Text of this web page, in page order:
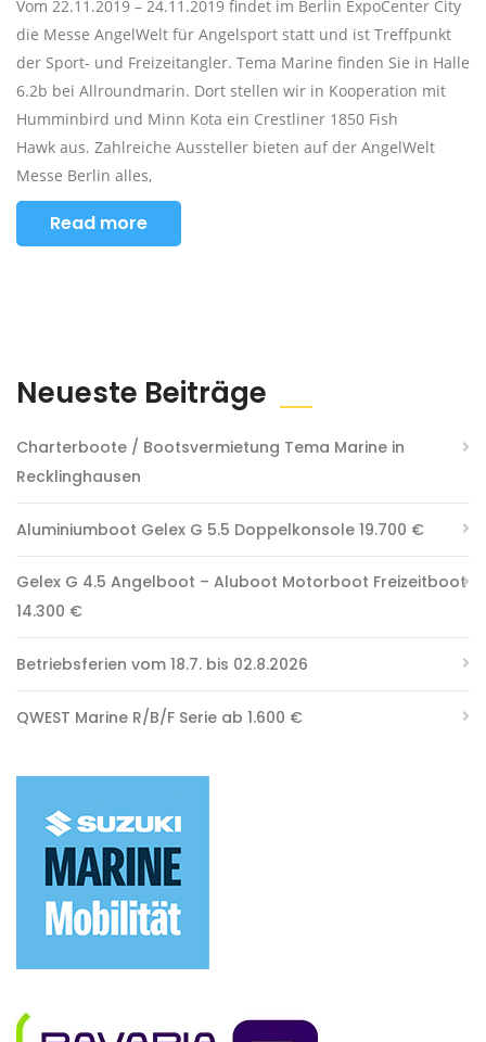
Vom 22.11.2019 – 24.11.2019 findet im Berlin ExpoCenter City
die Messe AngelWelt für Angelsport statt und ist Treffpunkt
der Sport- und Freizeitangler. Tema Marine finden Sie in Halle
6.2b bei Allroundmarin. Dort stellen wir in Kooperation mit
Humminbird und Minn Kota ein Crestliner 1850 Fish
Hawk aus. Zahlreiche Aussteller bieten auf der AngelWelt
Messe Berlin alles,
Read more
Neueste Beiträge
Charterboote / Bootsvermietung Tema Marine in
Recklinghausen
Aluminiumboot Gelex G 5.5 Doppelkonsole 19.700 €
Gelex G 4.5 Angelboot – Aluboot Motorboot Freizeitboot
14.300 €
Betriebsferien vom 18.7. bis 02.8.2026
QWEST Marine R/B/F Serie ab 1.600 €